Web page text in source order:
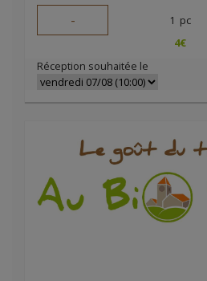
- 1 pc
4€
Réception souhaitée le